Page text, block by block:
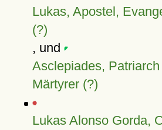
Lukas, Apostel,
(?)
, und
Asclepiades,
Märtyrer (?)
Lukas Alonso Gorda,